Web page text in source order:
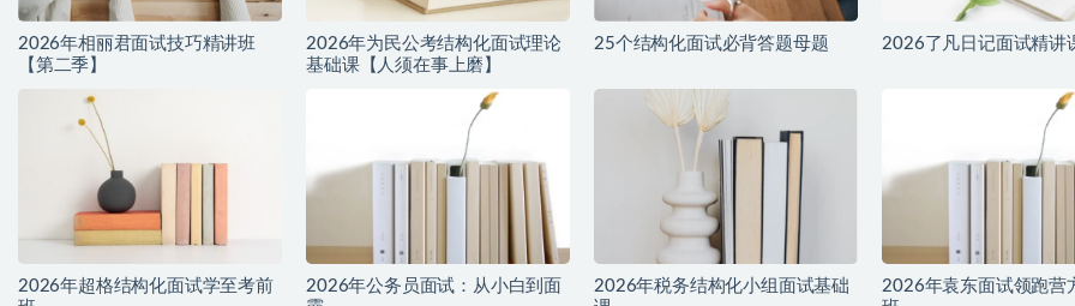
2026年相丽君面试技巧精讲班
【第二季】
2026年为民公考结构化面试理论
基础课【人须在事上磨】
25个结构化面试必背答题母题 2026了凡日记面试精讲
2026年超格结构化面试学至考前
2026年公务员面试：从小白到面
2026年税务结构化小组面试基础
2026年袁东面试领跑营